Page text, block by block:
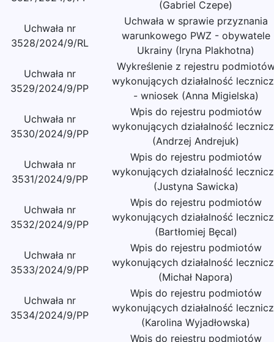
(Gabriel Czepe)
Uchwała nr
3528/2024/9/RL
Uchwała w sprawie przyznania
warunkowego PWZ - obywatele
Ukrainy (Iryna Plakhotna)
Uchwała nr
3529/2024/9/PP
Wykreślenie z rejestru
wykonujących działalność
- wniosek (Anna Migielska)
Uchwała nr
3530/2024/9/PP
Wpis do rejestru podmiotów
wykonujących działalność
(Andrzej Andrejuk)
Uchwała nr
3531/2024/9/PP
Wpis do rejestru podmiotów
wykonujących działalność
(Justyna Sawicka)
Uchwała nr
3532/2024/9/PP
Wpis do rejestru podmiotów
wykonujących działalność
(Bartłomiej Bęcal)
Uchwała nr
3533/2024/9/PP
Wpis do rejestru podmiotów
wykonujących działalność
(Michał Napora)
Uchwała nr
3534/2024/9/PP
Wpis do rejestru podmiotów
wykonujących działalność
(Karolina Wyjadłowska)
Wpis do rejestru podmiotów